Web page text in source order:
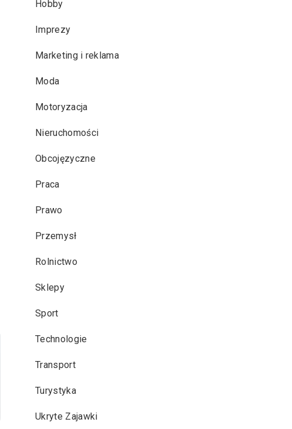
Hobby
Imprezy
Marketing i reklama
Moda
Motoryzacja
Nieruchomości
Obcojęzyczne
Praca
Prawo
Przemysł
Rolnictwo
Sklepy
Sport
Technologie
Transport
Turystyka
Ukryte Zajawki